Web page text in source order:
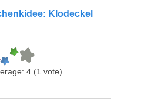
Klodeckel
4 (1 vote)
Davinci